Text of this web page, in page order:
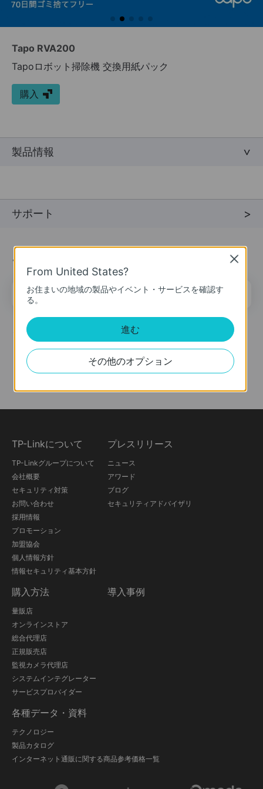
Tapo RVA200
Tapoロボット掃除機 交換用紙パック
購入
製品情報
サポート
ニュース＆オファー
メールアドレス
ソーシャルメディア
TP-Linkについて
TP-Linkグループについて
会社概要
セキュリティ対策
お問い合わせ
採用情報
プロモーション
加盟協会
個人情報方針
情報セキュリティ基本方針
プレスリリース
ニュース
アワード
ブログ
セキュリティアドバイザリ
購入方法
量販店
オンラインストア
総合代理店
正規販売店
監視カメラ代理店
システムインテグレーター
サービスプロバイダー
導入事例
各種データ・資料
テクノロジー
製品カタログ
インターネット通販に関する商品参考価格一覧
From United States?
お住まいの地域の製品やイベント・サービスを確認す
る。
進む
その他のオプション
Close